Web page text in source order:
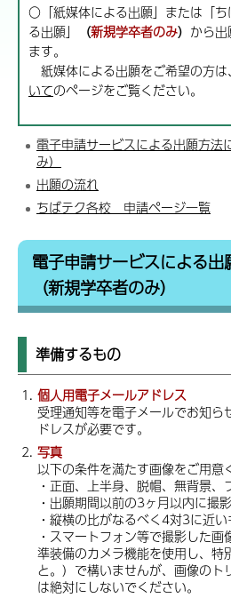
〇「紙媒体による出願」または「
る出願」
（新規学卒者のみ） から
ます。
紙媒体による出願をご希望の方は、
いてのページをご覧ください。
電子申請サービスによる出願方法
み）
出願の流れ
ちばテク各校 申請ページ一覧
電子申請サービスによる
（新規学卒者のみ）
準備するもの
個人用電子メールアドレス
受理通知等を電子メールでお知ら
ドレスが必要です。
写真
以下の条件を満たす画像をご用意
・正面、上半身、脱帽、無背景、
・出願期間以前の3ヶ月以内に撮影
・縦横の比がなるべく4対3に近い
・スマートフォン等で撮影した
準装備のカメラ機能を使用し、特
と。）で構いませんが、画像のト
は絶対にしないでください。